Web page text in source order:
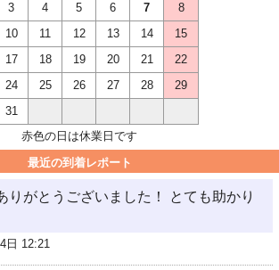
3 4 5 6 7
8
10 11 12 13 14
15
17 18 19 20 21
22
24 25 26 27 28
29
31
赤色の日は休業日です
最近の到着レポート
りがとうございました！ とても助かり
日 12:21